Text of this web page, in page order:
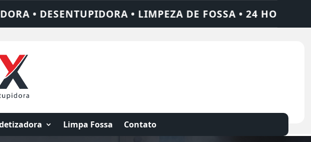
DE FOSSA • 24 HORAS • CHAME QUEM RESOLVE: AJAX
Limpa Fossa Contato